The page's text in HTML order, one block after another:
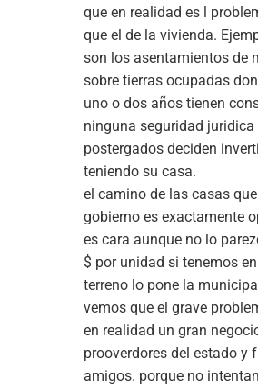
que en realidad es l
que el de la vivienda.
son los asentamientos de
sobre tierras ocupadas
uno o dos años tienen
ninguna seguridad
postergados deciden
teniendo su casa.
el camino de las casas
gobierno es exactamente
es cara aunque no lo
$ por unidad si tenemos
terreno lo pone la
vemos que el grave
en realidad un gran
prooverdores del estado y
amigos. porque no